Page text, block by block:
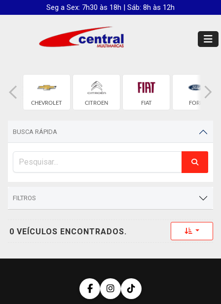
Seg a Sex: 7h30 às 18h | Sáb: 8h às 12h
CHEVROLET
CITROEN FIAT FORD
BUSCA RÁPIDA
FILTROS
0 VEÍCULOS ENCONTRADOS. Toggle